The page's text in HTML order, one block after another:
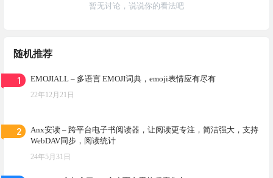
暂无讨论，说说你的看法吧
随机推荐
1 EMOJIALL – 多语言 EMOJI词典，emoji表情应有尽有
22年12月21日
2
Anx安读 – 跨平台电子书阅读器，让阅读更专注，简洁强大，支持
WebDAV同步，阅读统计
24年5月31日